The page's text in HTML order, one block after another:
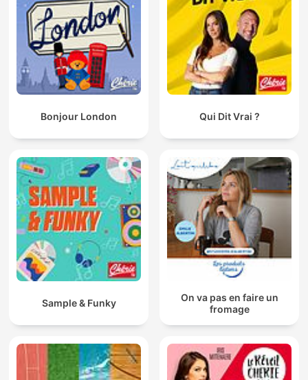
Bonjour London Qui Dit Vrai ?
Sample & Funky
On va pas en faire un
fromage